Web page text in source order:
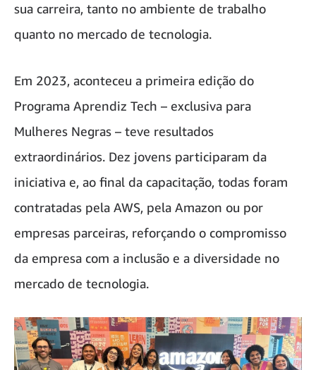
sua carreira, tanto no ambiente de trabalho
quanto no mercado de tecnologia.
Em 2023, aconteceu a primeira edição do
Programa Aprendiz Tech – exclusiva para
Mulheres Negras – teve resultados
extraordinários. Dez jovens participaram da
iniciativa e, ao final da capacitação, todas foram
contratadas pela AWS, pela Amazon ou por
empresas parceiras, reforçando o compromisso
da empresa com a inclusão e a diversidade no
mercado de tecnologia.